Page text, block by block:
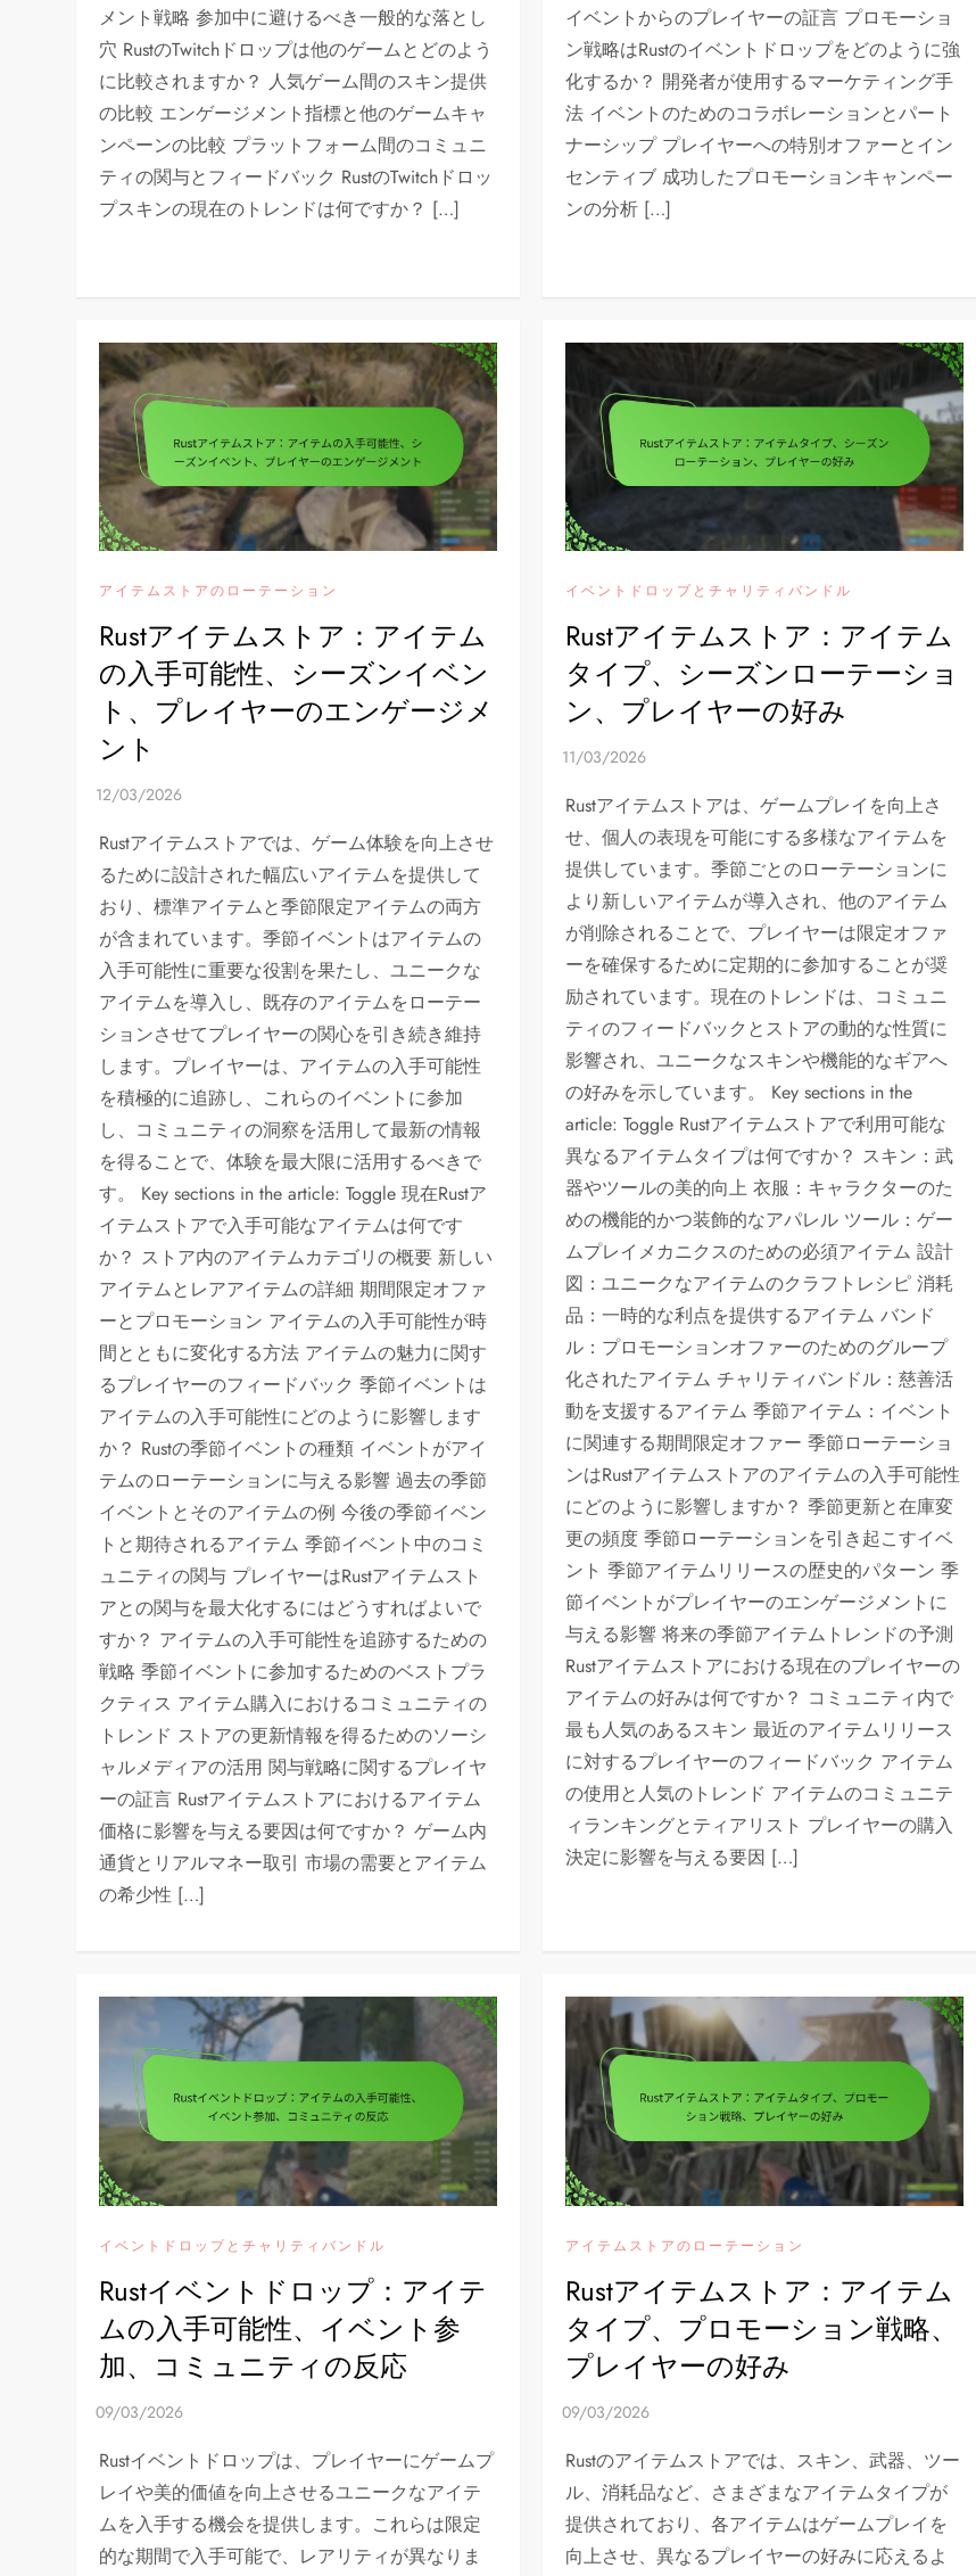
メント戦略 参加中に避けるべき一般的な落とし
穴 RustのTwitchドロップは他のゲームとどのよう
に比較されますか？ 人気ゲーム間のスキン提供
の比較 エンゲージメント指標と他のゲームキャ
ンペーンの比較 プラットフォーム間のコミュニ
ティの関与とフィードバック RustのTwitchドロッ
プスキンの現在のトレンドは何ですか？ […]
イベントからのプレイヤーの証言 プロモーショ
ン戦略はRustのイベントドロップをどのように強
化するか？ 開発者が使用するマーケティング手
法 イベントのためのコラボレーションとパート
ナーシップ プレイヤーへの特別オファーとイン
センティブ 成功したプロモーションキャンペー
ンの分析 […]
アイテムストアのローテーション
Rustアイテムストア：アイテム
の入手可能性、シーズンイベン
ト、プレイヤーのエンゲージメ
ント
Rustアイテムストアでは、ゲーム体験を向上させ
るために設計された幅広いアイテムを提供して
おり、標準アイテムと季節限定アイテムの両方
が含まれています。季節イベントはアイテムの
入手可能性に重要な役割を果たし、ユニークな
アイテムを導入し、既存のアイテムをローテー
ションさせてプレイヤーの関心を引き続き維持
します。プレイヤーは、アイテムの入手可能性
を積極的に追跡し、これらのイベントに参加
し、コミュニティの洞察を活用して最新の情報
を得ることで、体験を最大限に活用するべきで
す。 Key sections in the article: Toggle 現在Rustア
イテムストアで入手可能なアイテムは何です
か？ ストア内のアイテムカテゴリの概要 新しい
アイテムとレアアイテムの詳細 期間限定オファ
ーとプロモーション アイテムの入手可能性が時
間とともに変化する方法 アイテムの魅力に関す
るプレイヤーのフィードバック 季節イベントは
アイテムの入手可能性にどのように影響します
か？ Rustの季節イベントの種類 イベントがアイ
テムのローテーションに与える影響 過去の季節
イベントとそのアイテムの例 今後の季節イベン
トと期待されるアイテム 季節イベント中のコミ
ュニティの関与 プレイヤーはRustアイテムスト
アとの関与を最大化するにはどうすればよいで
すか？ アイテムの入手可能性を追跡するための
戦略 季節イベントに参加するためのベストプラ
クティス アイテム購入におけるコミュニティの
トレンド ストアの更新情報を得るためのソーシ
ャルメディアの活用 関与戦略に関するプレイヤ
ーの証言 Rustアイテムストアにおけるアイテム
価格に影響を与える要因は何ですか？ ゲーム内
通貨とリアルマネー取引 市場の需要とアイテム
の希少性 […]
イベントドロップとチャリティバンドル
Rustアイテムストア：アイテム
タイプ、シーズンローテーショ
ン、プレイヤーの好み
Rustアイテムストアは、ゲームプレイを向上さ
せ、個人の表現を可能にする多様なアイテムを
提供しています。季節ごとのローテーションに
より新しいアイテムが導入され、他のアイテム
が削除されることで、プレイヤーは限定オファ
ーを確保するために定期的に参加することが奨
励されています。現在のトレンドは、コミュニ
ティのフィードバックとストアの動的な性質に
影響され、ユニークなスキンや機能的なギアへ
の好みを示しています。 Key sections in the
article: Toggle Rustアイテムストアで利用可能な
異なるアイテムタイプは何ですか？ スキン：武
器やツールの美的向上 衣服：キャラクターのた
めの機能的かつ装飾的なアパレル ツール：ゲー
ムプレイメカニクスのための必須アイテム 設計
図：ユニークなアイテムのクラフトレシピ 消耗
品：一時的な利点を提供するアイテム バンド
ル：プロモーションオファーのためのグループ
化されたアイテム チャリティバンドル：慈善活
動を支援するアイテム 季節アイテム：イベント
に関連する期間限定オファー 季節ローテーショ
ンはRustアイテムストアのアイテムの入手可能性
にどのように影響しますか？ 季節更新と在庫変
更の頻度 季節ローテーションを引き起こすイベ
ント 季節アイテムリリースの歴史的パターン 季
節イベントがプレイヤーのエンゲージメントに
与える影響 将来の季節アイテムトレンドの予測
Rustアイテムストアにおける現在のプレイヤーの
アイテムの好みは何ですか？ コミュニティ内で
最も人気のあるスキン 最近のアイテムリリース
に対するプレイヤーのフィードバック アイテム
の使用と人気のトレンド アイテムのコミュニテ
ィランキングとティアリスト プレイヤーの購入
決定に影響を与える要因 […]
イベントドロップとチャリティバンドル
Rustイベントドロップ：アイテ
ムの入手可能性、イベント参
加、コミュニティの反応
Rustイベントドロップは、プレイヤーにゲームプ
レイや美的価値を向上させるユニークなアイテ
ムを入手する機会を提供します。これらは限定
的な期間で入手可能で、レアリティが異なりま
アイテムストアのローテーション
Rustアイテムストア：アイテム
タイプ、プロモーション戦略、
プレイヤーの好み
Rustのアイテムストアでは、スキン、武器、ツー
ル、消耗品など、さまざまなアイテムタイプが
提供されており、各アイテムはゲームプレイを
向上させ、異なるプレイヤーの好みに応えるよ